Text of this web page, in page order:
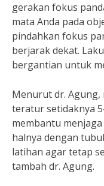
gerakan fokus
mata Anda pada
pindahkan fokus
berjarak dekat.
bergantian untuk
Menurut dr. Agung,
teratur setidaknya
membantu menjaga
halnya dengan
latihan agar tetap
tambah dr. Agung.